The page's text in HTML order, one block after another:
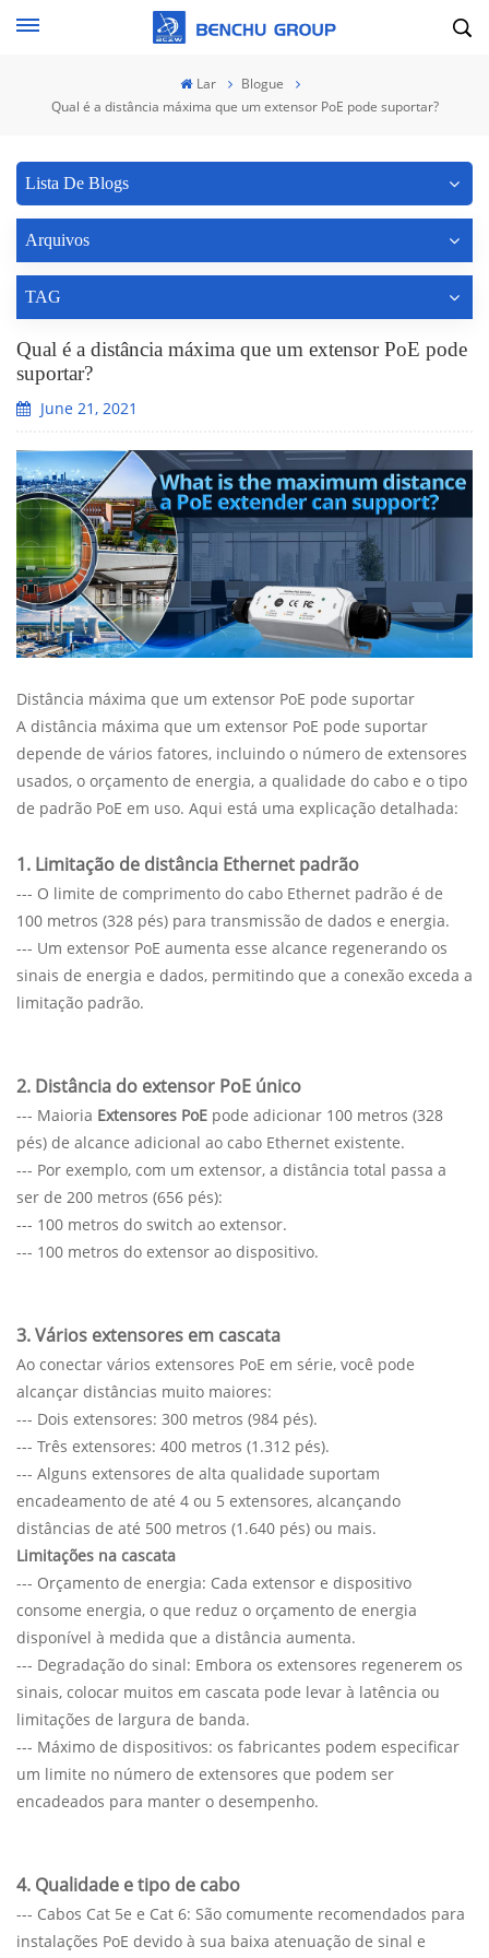
Lar
Blogue
Qual é a distância máxima que um extensor PoE pode suportar?
Lista De Blogs
Arquivos
TAG
Qual é a distância máxima que um extensor PoE pode
suportar?
June 21, 2021
Distância máxima que um extensor PoE pode suportar
A distância máxima que um extensor PoE pode suportar
depende de vários fatores, incluindo o número de extensores
usados, o orçamento de energia, a qualidade do cabo e o tipo
de padrão PoE em uso. Aqui está uma explicação detalhada:
1. Limitação de distância Ethernet padrão
--- O limite de comprimento do cabo Ethernet padrão é de
100 metros (328 pés) para transmissão de dados e energia.
--- Um extensor PoE aumenta esse alcance regenerando os
sinais de energia e dados, permitindo que a conexão exceda a
limitação padrão.
2. Distância do extensor PoE único
--- Maioria Extensores PoE pode adicionar 100 metros (328
pés) de alcance adicional ao cabo Ethernet existente.
--- Por exemplo, com um extensor, a distância total passa a
ser de 200 metros (656 pés):
--- 100 metros do switch ao extensor.
--- 100 metros do extensor ao dispositivo.
3. Vários extensores em cascata
Ao conectar vários extensores PoE em série, você pode
alcançar distâncias muito maiores:
--- Dois extensores: 300 metros (984 pés).
--- Três extensores: 400 metros (1.312 pés).
--- Alguns extensores de alta qualidade suportam
encadeamento de até 4 ou 5 extensores, alcançando
distâncias de até 500 metros (1.640 pés) ou mais.
Limitações na cascata
--- Orçamento de energia: Cada extensor e dispositivo
consome energia, o que reduz o orçamento de energia
disponível à medida que a distância aumenta.
--- Degradação do sinal: Embora os extensores regenerem os
sinais, colocar muitos em cascata pode levar à latência ou
limitações de largura de banda.
--- Máximo de dispositivos: os fabricantes podem especificar
um limite no número de extensores que podem ser
encadeados para manter o desempenho.
4. Qualidade e tipo de cabo
--- Cabos Cat 5e e Cat 6: São comumente recomendados para
instalações PoE devido à sua baixa atenuação de sinal e